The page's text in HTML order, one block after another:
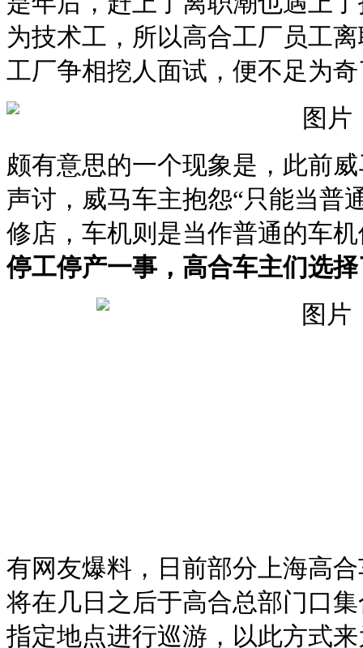
为技术工，所以高合工厂员工
工厂争相挖人面试，便不足为
颇有意思的一个现象是，此前
声讨，威马车主抱怨“只能当普
修店，车机则是当作普通的车
停工停产一事，高合车主们选
有网友爆料，日前部分上海高
将在几日之后于高合总部门口
指定地点进行巡游，以此方式